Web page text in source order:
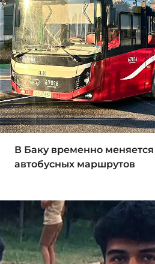
В Баку временно
автобусных маршрутов